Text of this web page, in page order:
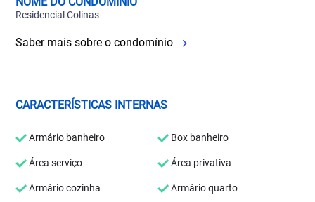
Residencial Colinas
Saber mais sobre o condomínio
CARACTERÍSTICAS INTERNAS
Armário banheiro Box banheiro
Área serviço Área privativa
Armário cozinha Armário quarto